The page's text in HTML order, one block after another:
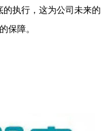
执行，这为公司未来的
保障。